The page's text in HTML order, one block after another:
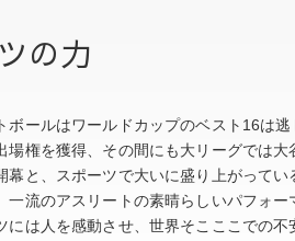
の力
ールはワールドカップのベスト16は
場権を獲得、その間にも大リーグでは
幕と、スポーツで大いに盛り上がって
一流のアスリートの素晴らしいパフォ
には人を感動させ、世界そこここでの